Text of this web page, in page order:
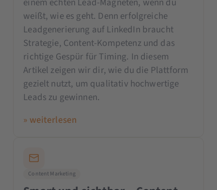
einem echten Lead-Magneten, wenn du
weißt, wie es geht. Denn erfolgreiche
Leadgenerierung auf LinkedIn braucht
Strategie, Content-Kompetenz und das
richtige Gespür für Timing. In diesem
Artikel zeigen wir dir, wie du die Plattform
gezielt nutzt, um qualitativ hochwertige
Leads zu gewinnen.
» weiterlesen
Content Marketing